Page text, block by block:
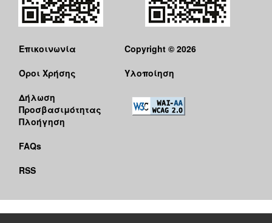
Επικοινωνία
Όροι Χρήσης
Δήλωση
Προσβασιμότητας
Πλοήγηση
FAQs
RSS
Copyright © 2026
Υλοποίηση